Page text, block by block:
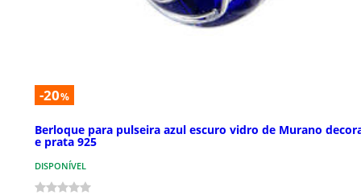
-20%
Berloque para pulseira azul escuro vidro de Murano
e prata 925
DISPONÍVEL